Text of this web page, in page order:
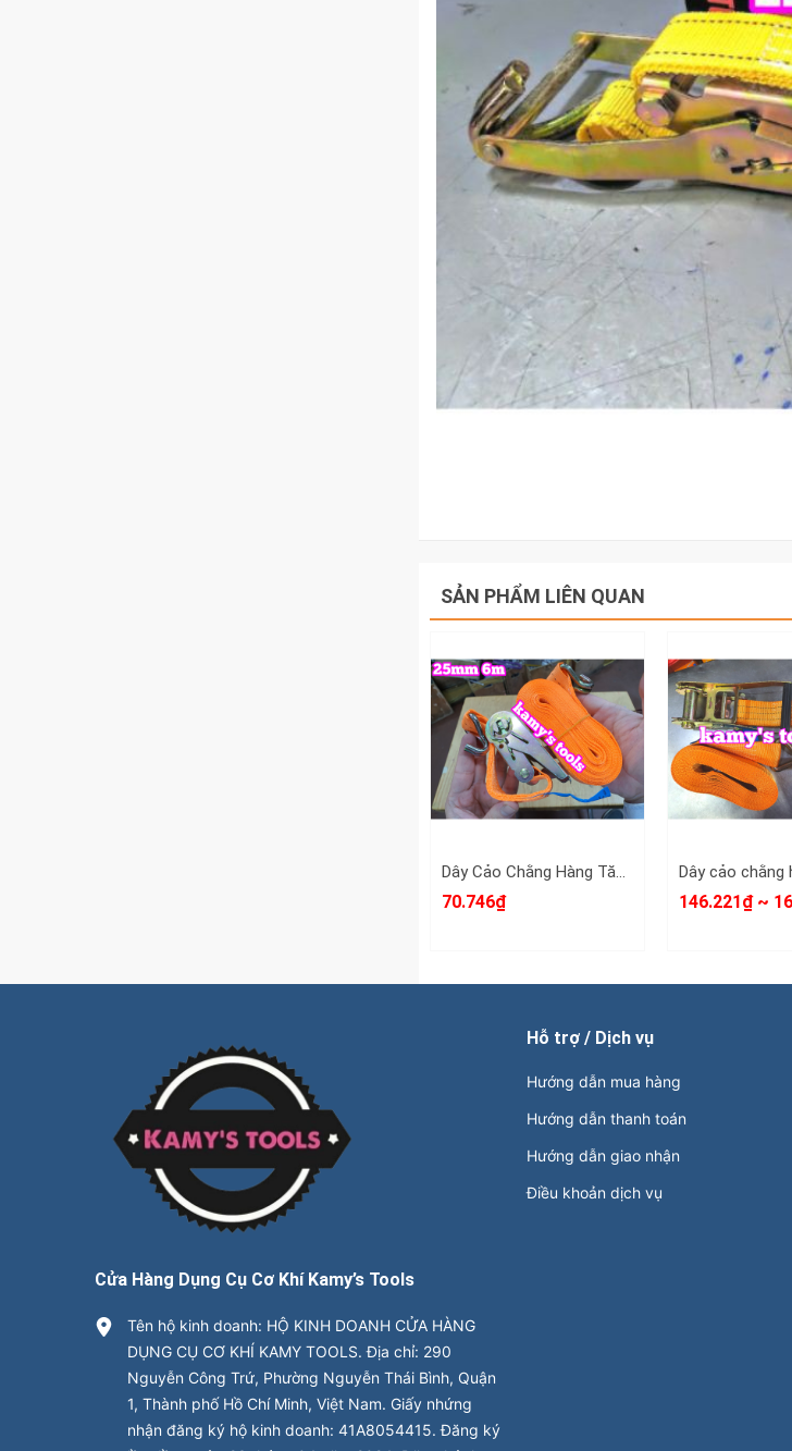
SẢN PHẨM LIÊN QUAN
70.746₫ 146.221₫ ~
Cửa Hàng Dụng Cụ Cơ Khí Kamy’s Tools
Tên hộ kinh doanh: HỘ KINH DOANH CỬA HÀNG
DỤNG CỤ CƠ KHÍ KAMY TOOLS. Địa chỉ: 290
Nguyễn Công Trứ, Phường Nguyễn Thái Bình, Quận
1, Thành phố Hồ Chí Minh, Việt Nam. Giấy nhứng
nhận đăng ký hộ kinh doanh: 41A8054415. Đăng ký
Hỗ trợ / Dịch vụ
Hướng dẫn mua hàng
Hướng dẫn thanh toán
Hướng dẫn giao nhận
Điều khoản dịch vụ